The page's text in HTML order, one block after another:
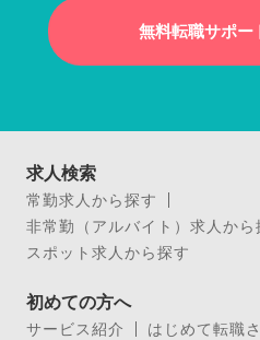
無料転職サポー
求人検索
常勤求人から探す
非常勤（アルバイト）求人から
スポット求人から探す
初めての方へ
サービス紹介
はじめて転職